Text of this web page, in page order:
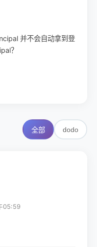
并不会自动拿到登
？
全部 dodo
05:59